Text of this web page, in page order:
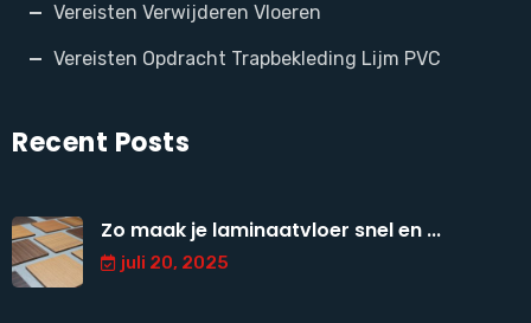
Vereisten Verwijderen Vloeren
Vereisten Opdracht Trapbekleding Lijm PVC
Recent Posts
Zo maak je laminaatvloer snel en ...
juli 20, 2025